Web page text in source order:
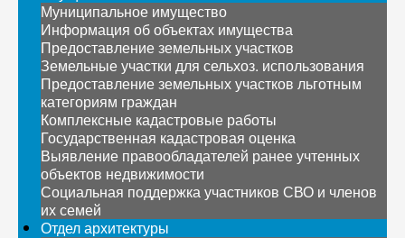
Муниципальное имущество
Информация об объектах имущества
Предоставление земельных участков
Земельные участки для сельхоз. использования
Предоставление земельных участков льготным
категориям граждан
Комплексные кадастровые работы
Государственная кадастровая оценка
Выявление правообладателей ранее учтенных
объектов недвижимости
Социальная поддержка участников СВО и членов
их семей
Отдел архитектуры